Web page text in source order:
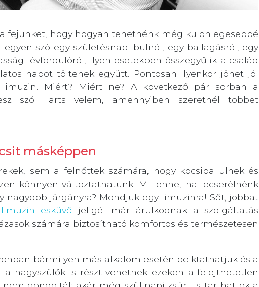
fejünket, hogy hogyan tehetnénk még különlegesebbé
szó egy születésnapi buliról, egy ballagásról, egy
évfordulóról, ilyen esetekben összegyűlik a család
napot töltenek együtt. Pontosan ilyenkor jöhet jól
Miért? Miért ne? A következő pár sorban a
szó. Tarts velem, amennyiben szeretnél többet
másképpen
sem a felnőttek számára, hogy kocsiba ülnek és
könnyen változtathatunk. Mi lenne, ha lecserélnénk
nagyobb járgányra? Mondjuk egy limuzinra! Sőt, jobbat
limuzin esküvő jeligéi már árulkodnak a szolgáltatás
számára biztosítható komfortos és természetesen
bármilyen más alkalom esetén beiktathatjuk és a
a nagyszülők is részt vehetnek ezeken a felejthetetlen